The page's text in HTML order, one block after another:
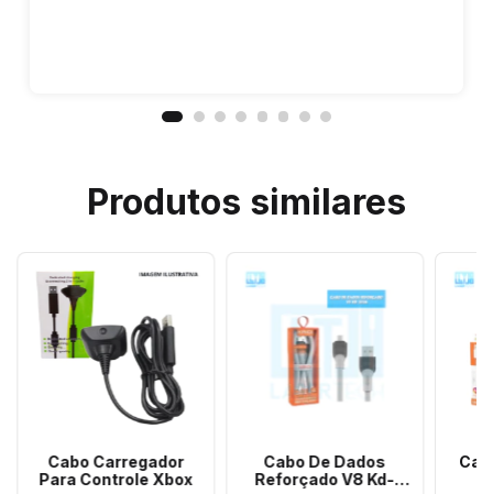
Produtos similares
Cabo Carregador
Para Controle Xbox
Cabo De Dados
Reforçado V8 Kd-